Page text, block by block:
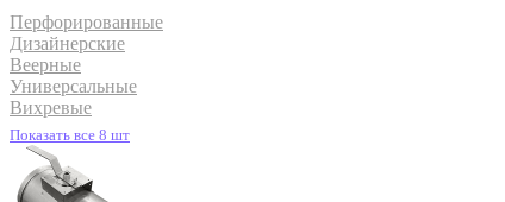
Перфорированные
Дизайнерские
Веерные
Универсальные
Вихревые
Показать все 8 шт